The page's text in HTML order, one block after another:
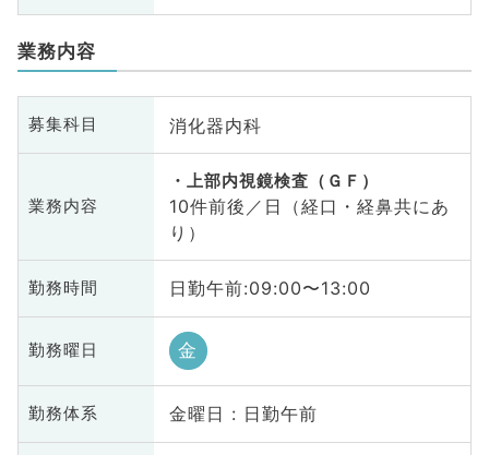
業務内容
募集科目 消化器内科
業務内容
上部内視鏡検査（ＧＦ）
10件前後／日（経口・経鼻共にあ
り）
勤務時間 日勤午前:09:00〜13:00
勤務曜日 金
勤務体系 金曜日 : 日勤午前